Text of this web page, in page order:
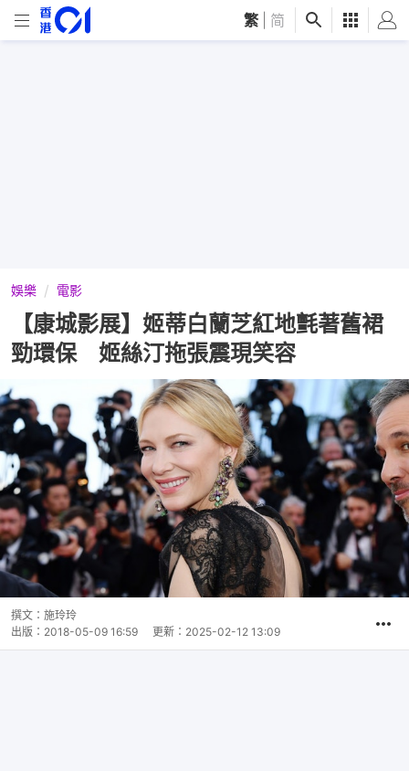
繁 简
娛樂 電影
【康城影展】姬蒂白蘭芝紅地氈著舊裙
勁環保 姬絲汀拖張震現笑容
撰文： 施玲玲
出版： 2018-05-09 16:59 更新： 2025-02-12 13:09